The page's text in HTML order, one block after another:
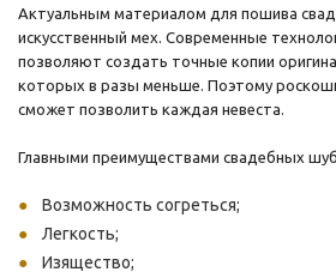
Актуальным материалом для пошива
искусственный мех. Современные
позволяют создать точные копии
которых в разы меньше. Поэтому
сможет позволить каждая невеста.
Главными преимуществами свадебных
Возможность согреться;
Легкость;
Изящество;